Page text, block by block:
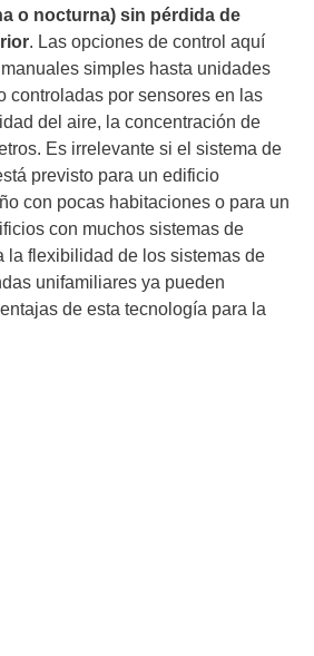
o nocturna) sin pérdida de
. Las opciones de control aquí
simples hasta unidades
controladas por sensores en las
del aire, la concentración de
Es irrelevante si el sistema de
previsto para un edificio
con pocas habitaciones o para un
con muchos sistemas de
la flexibilidad de los sistemas de
unifamiliares ya pueden
de esta tecnología para la